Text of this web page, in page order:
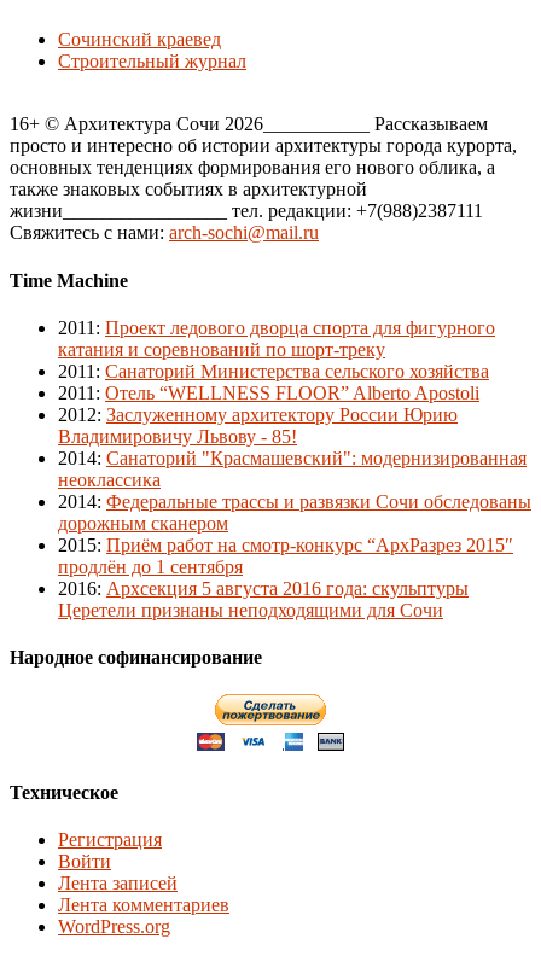
Сочинский краевед
Строительный журнал
16+ © Архитектура Сочи 2026___________ Рассказываем
просто и интересно об истории архитектуры города курорта,
основных тенденциях формирования его нового облика, а
также знаковых событиях в архитектурной
жизни_________________ тел. редакции: +7(988)2387111
Свяжитесь с нами: arch-sochi@mail.ru
Time Machine
2011 : Проект ледового дворца спорта для фигурного
катания и соревнований по шорт-треку
2011 : Санаторий Министерства сельского хозяйства
2011 : Отель “WELLNESS FLOOR” Alberto Apostoli
2012: Заслуженному архитектору России Юрию
Владимировичу Львову - 85!
2014: Санаторий "Красмашевский": модернизированная
неоклассика
2014: Федеральные трассы и развязки Сочи обследованы
дорожным сканером
2015: Приём работ на смотр-конкурс “АрхРазрез 2015″
продлён до 1 сентября
2016: Архсекция 5 августа 2016 года: скульптуры
Церетели признаны неподходящими для Сочи
Народное софинансирование
Техническое
Регистрация
Войти
Лента записей
Лента комментариев
WordPress.org